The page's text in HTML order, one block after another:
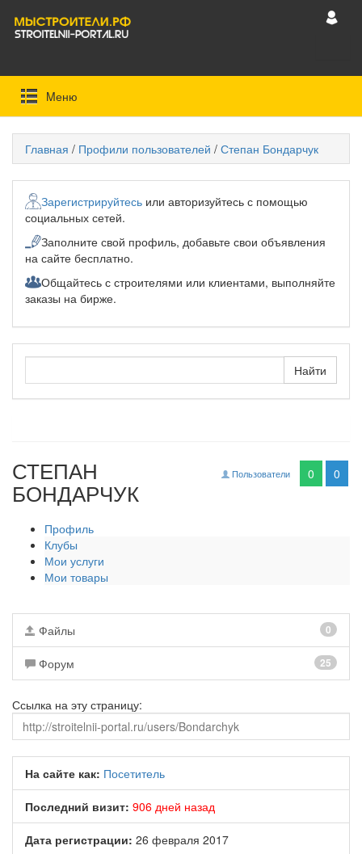
Mеню
Главная / Профили пользователей / Степан Бондарчук
Зарегистрируйтесь или авторизуйтесь с помощью
социальных сетей.
Заполните свой профиль, добавьте свои объявления
на сайте бесплатно.
Общайтесь с строителями или клиентами, выполняйте
заказы на бирже.
Пользователи 0 0
СТЕПАН
БОНДАРЧУК
Профиль
Клубы
Мои услуги
Мои товары
Файлы 0
Форум 25
Ссылка на эту страницу:
На сайте как: Посетитель
Последний визит: 906 дней назад
Дата регистрации: 26 февраля 2017